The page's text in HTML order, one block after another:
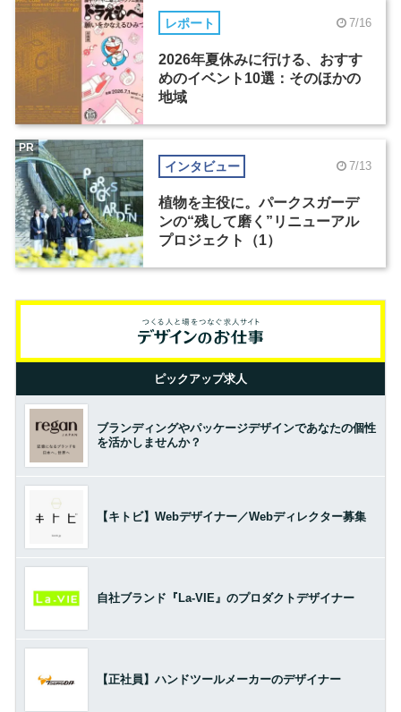
レポート 7/16
2026年夏休みに行ける、おすす
めのイベント10選：そのほかの
地域
インタビュー 7/13
植物を主役に。パークスガーデ
ンの“残して磨く”リニューアル
プロジェクト（1）
PR
ピックアップ求人
ブランディングやパッケージデザインであなたの個性
を活かしませんか？
【キトビ】Webデザイナー／Webディレクター募集
自社ブランド『La-VIE』のプロダクトデザイナー
【正社員】ハンドツールメーカーのデザイナー